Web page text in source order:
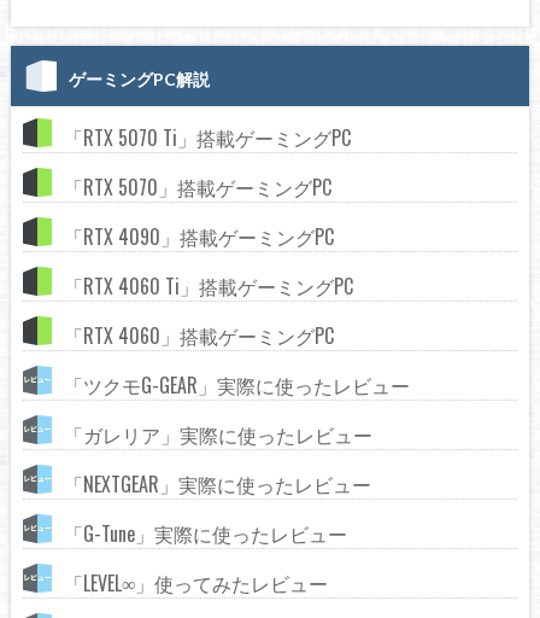
ゲーミングPC解説
「RTX 5070 Ti」搭載ゲーミングPC
「RTX 5070」搭載ゲーミングPC
「RTX 4090」搭載ゲーミングPC
「RTX 4060 Ti」搭載ゲーミングPC
「RTX 4060」搭載ゲーミングPC
「ツクモG-GEAR」実際に使ったレビュー
「ガレリア」実際に使ったレビュー
「NEXTGEAR」実際に使ったレビュー
「G-Tune」実際に使ったレビュー
「LEVEL∞」使ってみたレビュー